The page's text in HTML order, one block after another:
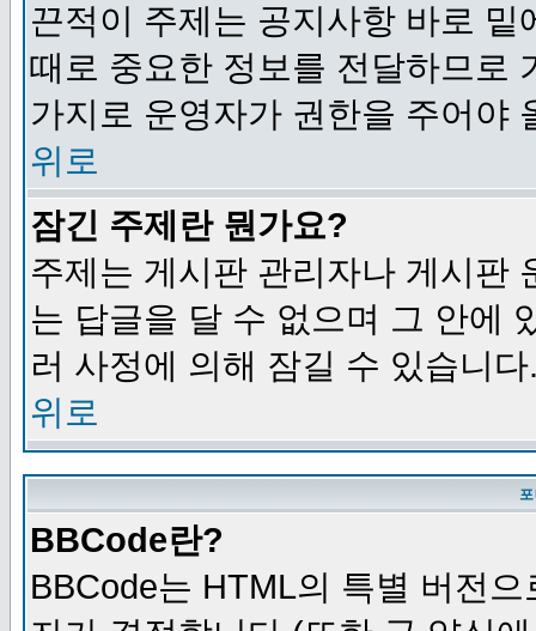
끈적이 주제는 공지사항 바로
때로 중요한 정보를 전달하므로
가지로 운영자가 권한을 주어야
위로
잠긴 주제란 뭔가요?
주제는 게시판 관리자나 게시판
는 답글을 달 수 없으며 그 안에
러 사정에 의해 잠길 수 있습니다
위로
BBCode란?
BBCode는 HTML의 특별 버전